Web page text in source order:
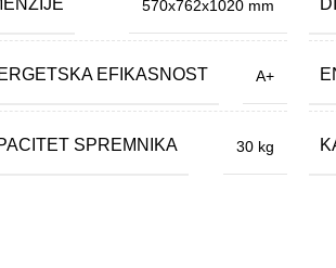
570x762x1020 mm
EFIKASNOST A+
SPREMNIKA 30 kg